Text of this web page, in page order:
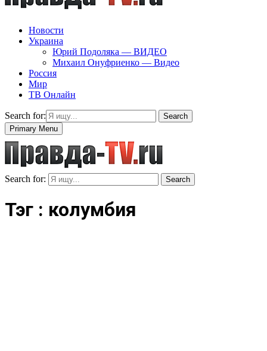
Новости
Украина
Юрий Подоляка — ВИДЕО
Михаил Онуфриенко — Видео
Россия
Мир
ТВ Онлайн
Search for:
Search
Primary Menu
Search for: Search
Тэг : колумбия